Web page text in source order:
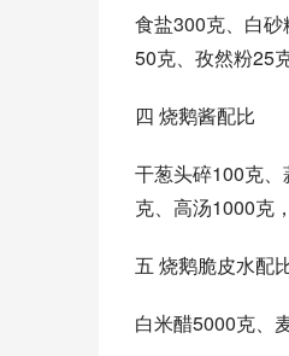
食盐300克、白
50克、孜然粉25
四 烧鹅酱配比
干葱头碎100克
克、高汤1000克
五 烧鹅脆皮水配
白米醋5000克、